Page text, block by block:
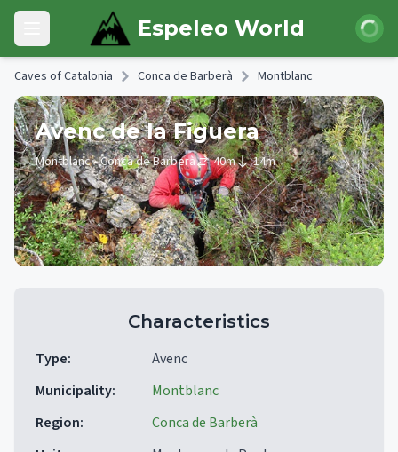
Skip to main content
Open main menu Espeleo World Login
Caves of Catalonia Conca de Barberà Montblanc
Avenc de la Figuera
Montblanc• Conca de Barberà 40m 14m
Characteristics
Type:
Avenc
Municipality:
Montblanc
Region:
Conca de Barberà